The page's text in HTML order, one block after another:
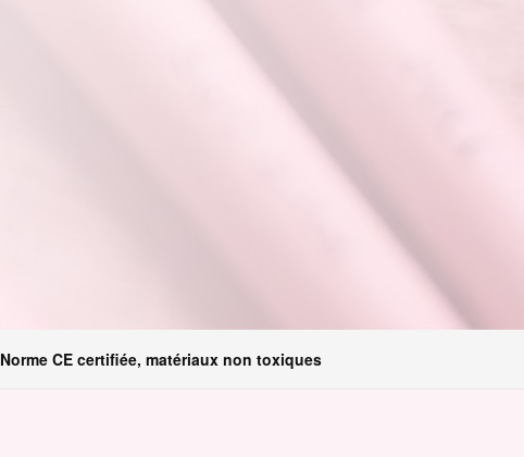
Norme CE certifiée, matériaux non toxiques